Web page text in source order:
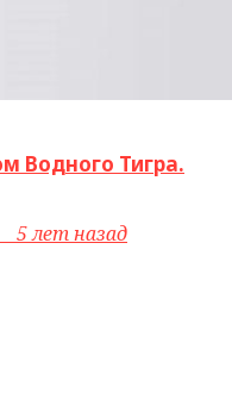
Водного Тигра.
5 лет назад